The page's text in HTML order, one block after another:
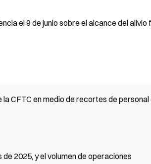
el 9 de junio sobre el alcance del alivio
CFTC en medio de recortes de personal
2025, y el volumen de operaciones